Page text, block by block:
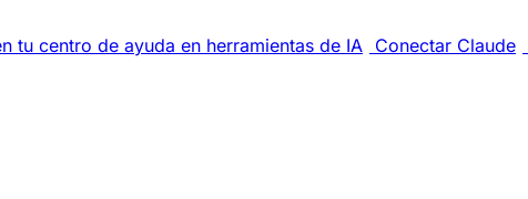
tu centro de ayuda en herramientas de IA Conectar Claude